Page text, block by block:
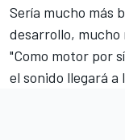
Sería mucho más
desarrollo, mucho
"Como motor por
el sonido llegará a